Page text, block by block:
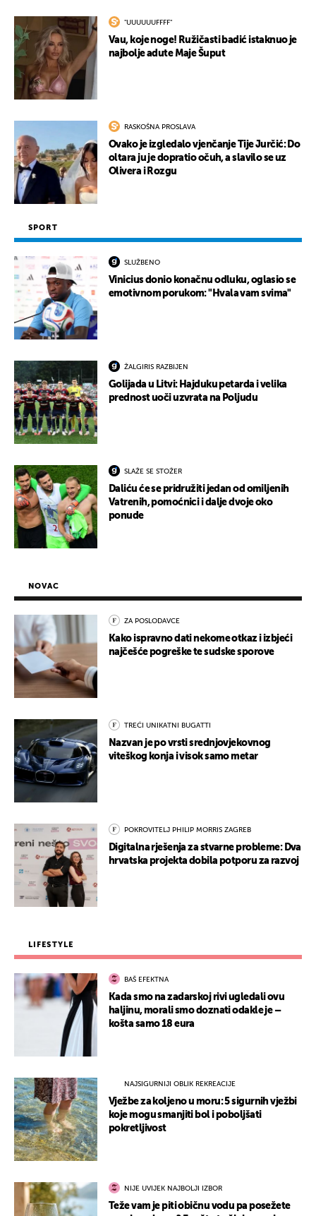
"UUUUUUFFFF"
Vau, koje noge! Ružičasti badić istaknuo je
najbolje adute Maje Šuput
RASKOŠNA PROSLAVA
Ovako je izgledalo vjenčanje Tije Jurčić: Do
oltara ju je dopratio očuh, a slavilo se uz
Olivera i Rozgu
SPORT
SLUŽBENO
Vinicius donio konačnu odluku, oglasio se
emotivnom porukom: "Hvala vam svima"
ŽALGIRIS RAZBIJEN
Golijada u Litvi: Hajduku petarda i velika
prednost uoči uzvrata na Poljudu
SLAŽE SE STOŽER
Daliću će se pridružiti jedan od omiljenih
Vatrenih, pomoćnici i dalje dvoje oko
ponude
NOVAC
ZA POSLODAVCE
Kako ispravno dati nekome otkaz i izbjeći
najčešće pogreške te sudske sporove
TREĆI UNIKATNI BUGATTI
Nazvan je po vrsti srednjovjekovnog
viteškog konja i visok samo metar
POKROVITELJ PHILIP MORRIS ZAGREB
Digitalna rješenja za stvarne probleme: Dva
hrvatska projekta dobila potporu za razvoj
LIFESTYLE
BAŠ EFEKTNA
Kada smo na zadarskoj rivi ugledali ovu
haljinu, morali smo doznati odakle je –
košta samo 18 eura
NAJSIGURNIJI OBLIK REKREACIJE
Vježbe za koljeno u moru: 5 sigurnih vježbi
koje mogu smanjiti bol i poboljšati
pokretljivost
NIJE UVIJEK NAJBOLJI IZBOR
Teže vam je piti običnu vodu pa posežete